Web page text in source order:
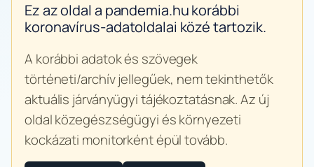
Ez az oldal a pandemia.hu korábbi
koronavírus-adatoldalai közé tartozik.
A korábbi adatok és szövegek
történeti/archív jellegűek, nem tekinthetők
aktuális járványügyi tájékoztatásnak. Az új
oldal közegészségügyi és környezeti
kockázati monitorként épül tovább.